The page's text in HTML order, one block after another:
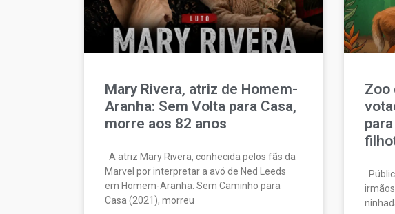
Mary Rivera, atriz de Homem-
Aranha: Sem Volta para Casa,
morre aos 82 anos
A atriz Mary Rivera, conhecida pelos fãs da
Marvel por interpretar a avó de Ned Leeds
em Homem-Aranha: Sem Caminho para
Casa (2021), morreu
Zoo